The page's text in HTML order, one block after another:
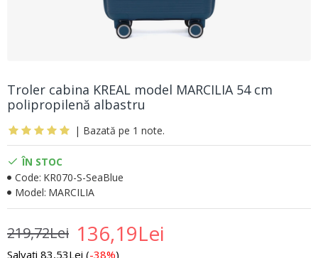
Troler cabina KREAL model MARCILIA 54 cm
polipropilenă albastru
| Bazată pe 1 note.
136,19Lei
219,72Lei
Salvați 83,53Lei (-38%)
ÎN STOC
Code: KR070-S-SeaBlue
Model: MARCILIA